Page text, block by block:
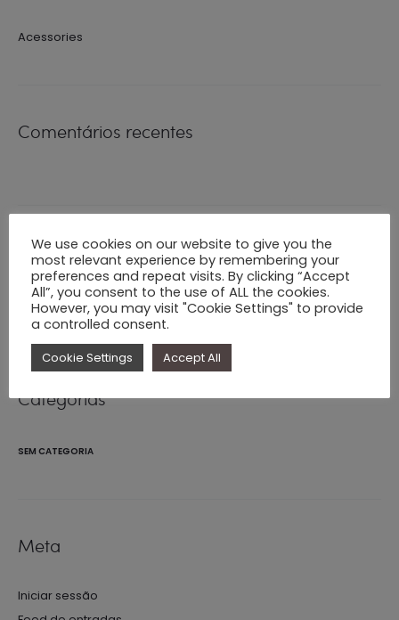
Acessories
Comentários recentes
Arquivo
OUTUBRO 2025
Categorias
SEM CATEGORIA
Meta
Iniciar sessão
We use cookies on our website to give you the
most relevant experience by remembering your
preferences and repeat visits. By clicking “Accept
All”, you consent to the use of ALL the cookies.
However, you may visit "Cookie Settings" to provide
a controlled consent.
Cookie Settings Accept All